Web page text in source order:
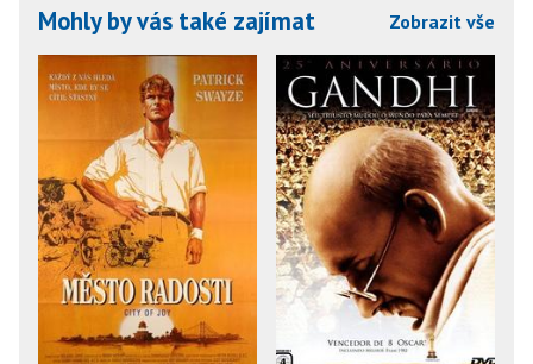
Mohly by vás také zajímat Zobrazit vše